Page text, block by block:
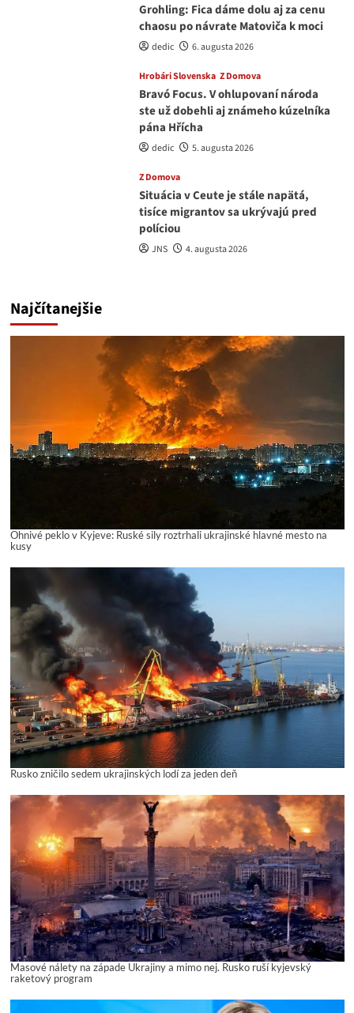
Grohling: Fica dáme dolu aj za cenu
chaosu po návrate Matoviča k moci
dedic 6. augusta 2026
Hrobári Slovenska Z Domova
Bravó Focus. V ohlupovaní národa
ste už dobehli aj známeho kúzelníka
pána Hřícha
dedic 5. augusta 2026
Z Domova
Situácia v Ceute je stále napätá,
tisíce migrantov sa ukrývajú pred
políciou
JNS 4. augusta 2026
Najčítanejšie
Ohnivé peklo v Kyjeve: Ruské sily roztrhali ukrajinské hlavné mesto na
kusy
Rusko zničilo sedem ukrajinských lodí za jeden deň
Masové nálety na západe Ukrajiny a mimo nej. Rusko ruší kyjevský
raketový program